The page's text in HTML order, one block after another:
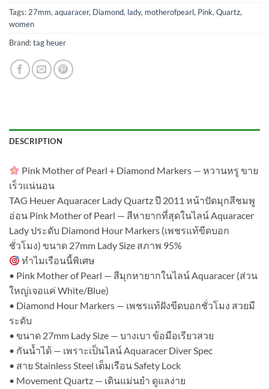
Tags:27mm,aquaracer, Diamond, lady, motherofpearl, Pink,Quartz,
women
Brand:tag heuer
DESCRIPTION
Pink Mother of Pearl + Diamond Markers — หวานหรู ขาย
เร็วแน่นอน
TAG Heuer Aquaracer Lady Quartz ปี 2011 หน้าปัดมุกสีชมพู
อ่อน Pink Mother of Pearl — สีหายากที่สุดในไลน์ Aquaracer
Lady ประดับ Diamond Hour Markers (เพชรแท้ขีดบอก
ชั่วโมง) ขนาด 27mm Lady Size สภาพ 95%
ทำไมเรือนนี้พิเศษ
• Pink Mother of Pearl — สีมุกหายากในไลน์ Aquaracer (ส่วน
ใหญ่เจอแค่ White/Blue)
• Diamond Hour Markers — เพชรแท้ฝังขีดบอกชั่วโมง สวยมี
ระดับ
• ขนาด 27mm Lady Size — บางเบา ข้อมือเรียวสวย
• กันน้ำได้ — เพราะเป็นไลน์ Aquaracer Diver Spec
• สาย Stainless Steel เต็มเรือน Safety Lock
• Movement Quartz — เดินแม่นยำ ดูแลง่าย